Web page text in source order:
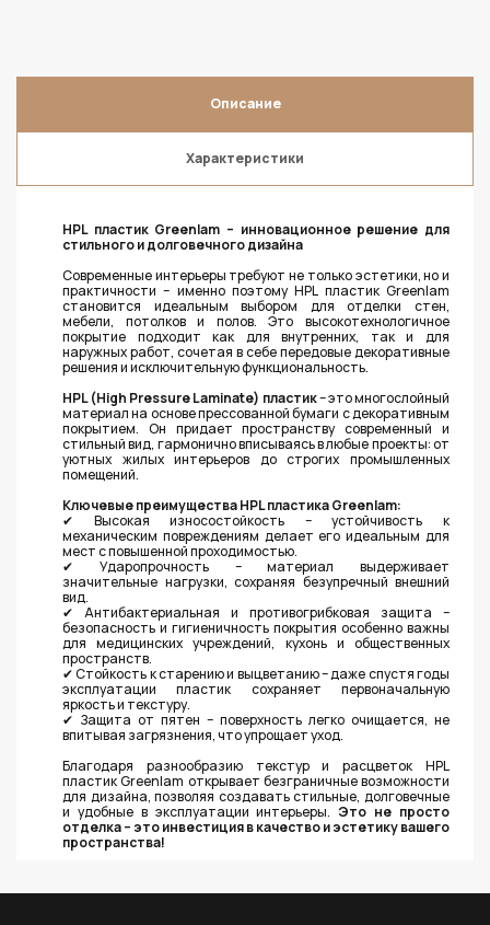
Описание
Характеристики
HPL пластик Greenlam – инновационное решение для
стильного и долговечного дизайна
Современные интерьеры требуют не только эстетики, но и
практичности – именно поэтому HPL пластик Greenlam
становится идеальным выбором для отделки стен,
мебели, потолков и полов. Это высокотехнологичное
покрытие подходит как для внутренних, так и для
наружных работ, сочетая в себе передовые декоративные
решения и исключительную функциональность.
HPL (High Pressure Laminate) пластик– это многослойный
материал на основе прессованной бумаги с декоративным
покрытием. Он придает пространству современный и
стильный вид, гармонично вписываясь в любые проекты: от
уютных жилых интерьеров до строгих промышленных
помещений.
Ключевые преимущества HPL пластика Greenlam:
✔ Высокая износостойкость – устойчивость к
механическим повреждениям делает его идеальным для
мест с повышенной проходимостью.
✔ Ударопрочность – материал выдерживает
значительные нагрузки, сохраняя безупречный внешний
вид.
✔ Антибактериальная и противогрибковая защита –
безопасность и гигиеничность покрытия особенно важны
для медицинских учреждений, кухонь и общественных
пространств.
✔ Стойкость к старению и выцветанию – даже спустя годы
эксплуатации пластик сохраняет первоначальную
яркость и текстуру.
✔ Защита от пятен – поверхность легко очищается, не
впитывая загрязнения, что упрощает уход.
Благодаря разнообразию текстур и расцветок HPL
пластик Greenlam открывает безграничные возможности
для дизайна, позволяя создавать стильные, долговечные
и удобные в эксплуатации интерьеры. Это не просто
отделка – это инвестиция в качество и эстетику вашего
пространства!